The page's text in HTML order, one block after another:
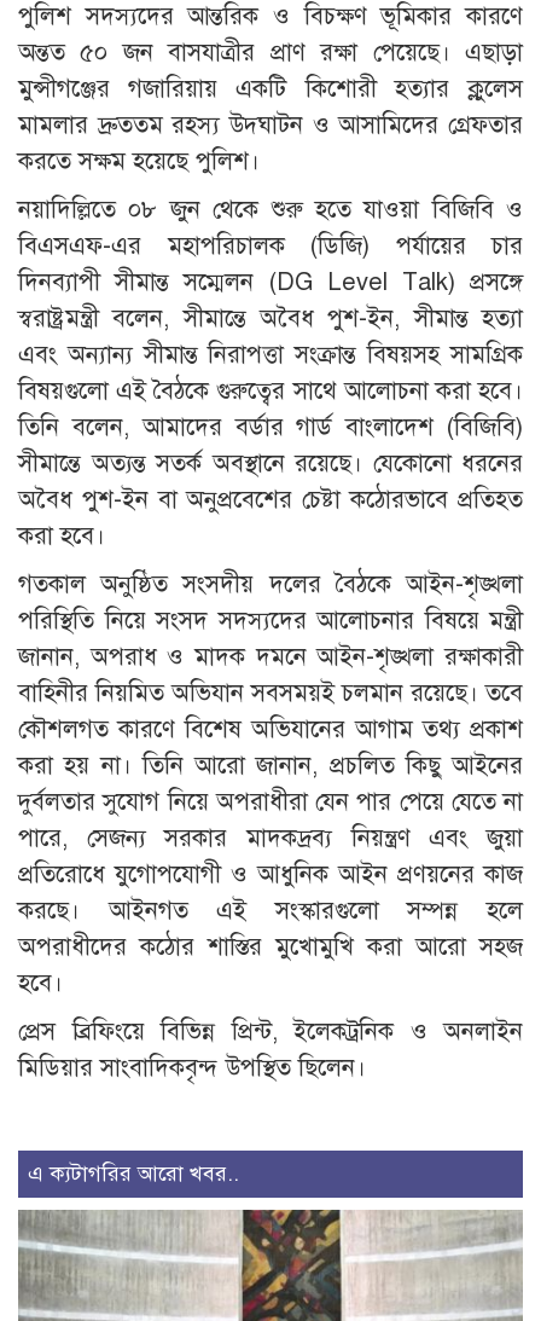
পুলিশ সদস্যদের আন্তরিক ও বিচক্ষণ ভূমিকার কারণে
অন্তত ৫০ জন বাসযাত্রীর প্রাণ রক্ষা পেয়েছে। এছাড়া
মুন্সীগঞ্জের গজারিয়ায় একটি কিশোরী হত্যার ক্লুলেস
মামলার দ্রুততম রহস্য উদ্ঘাটন ও আসামিদের গ্রেফতার
করতে সক্ষম হয়েছে পুলিশ।
নয়াদিল্লিতে ০৮ জুন থেকে শুরু হতে যাওয়া বিজিবি ও
বিএসএফ-এর মহাপরিচালক (ডিজি) পর্যায়ের চার
দিনব্যাপী সীমান্ত সম্মেলন (DG Level Talk) প্রসঙ্গে
স্বরাষ্ট্রমন্ত্রী বলেন, সীমান্তে অবৈধ পুশ-ইন, সীমান্ত হত্যা
এবং অন্যান্য সীমান্ত নিরাপত্তা সংক্রান্ত বিষয়সহ সামগ্রিক
বিষয়গুলো এই বৈঠকে গুরুত্বের সাথে আলোচনা করা হবে।
তিনি বলেন, আমাদের বর্ডার গার্ড বাংলাদেশ (বিজিবি)
সীমান্তে অত্যন্ত সতর্ক অবস্থানে রয়েছে। যেকোনো ধরনের
অবৈধ পুশ-ইন বা অনুপ্রবেশের চেষ্টা কঠোরভাবে প্রতিহত
করা হবে।
গতকাল অনুষ্ঠিত সংসদীয় দলের বৈঠকে আইন-শৃঙ্খলা
পরিস্থিতি নিয়ে সংসদ সদস্যদের আলোচনার বিষয়ে মন্ত্রী
জানান, অপরাধ ও মাদক দমনে আইন-শৃঙ্খলা রক্ষাকারী
বাহিনীর নিয়মিত অভিযান সবসময়ই চলমান রয়েছে। তবে
কৌশলগত কারণে বিশেষ অভিযানের আগাম তথ্য প্রকাশ
করা হয় না। তিনি আরো জানান, প্রচলিত কিছু আইনের
দুর্বলতার সুযোগ নিয়ে অপরাধীরা যেন পার পেয়ে যেতে না
পারে, সেজন্য সরকার মাদকদ্রব্য নিয়ন্ত্রণ এবং জুয়া
প্রতিরোধে যুগোপযোগী ও আধুনিক আইন প্রণয়নের কাজ
করছে। আইনগত এই সংস্কারগুলো সম্পন্ন হলে
অপরাধীদের কঠোর শাস্তির মুখোমুখি করা আরো সহজ
হবে।
প্রেস ব্রিফিংয়ে বিভিন্ন প্রিন্ট, ইলেকট্রনিক ও অনলাইন
মিডিয়ার সাংবাদিকবৃন্দ উপস্থিত ছিলেন।
এ ক্যটাগরির আরো খবর..